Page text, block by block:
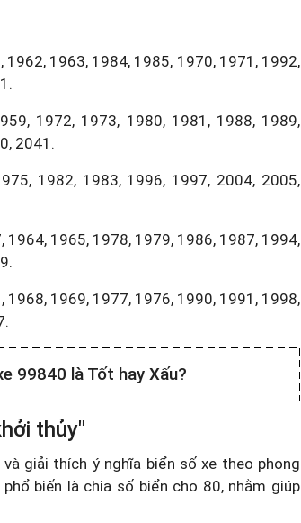
1963, 1984, 1985, 1970, 1971, 1992,
1972, 1973, 1980, 1981, 1988, 1989,
2041.
1982, 1983, 1996, 1997, 2004, 2005,
1965, 1978, 1979, 1986, 1987, 1994,
1969, 1977, 1976, 1990, 1991, 1998,
99840 là Tốt hay Xấu?
thủy"
giải thích ý nghĩa biển số xe theo phong
biến là chia số biển cho 80, nhằm giúp